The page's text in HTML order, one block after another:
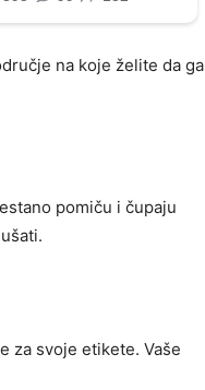
na koje želite da ga
pomiču i čupaju
za svoje etikete. Vaše